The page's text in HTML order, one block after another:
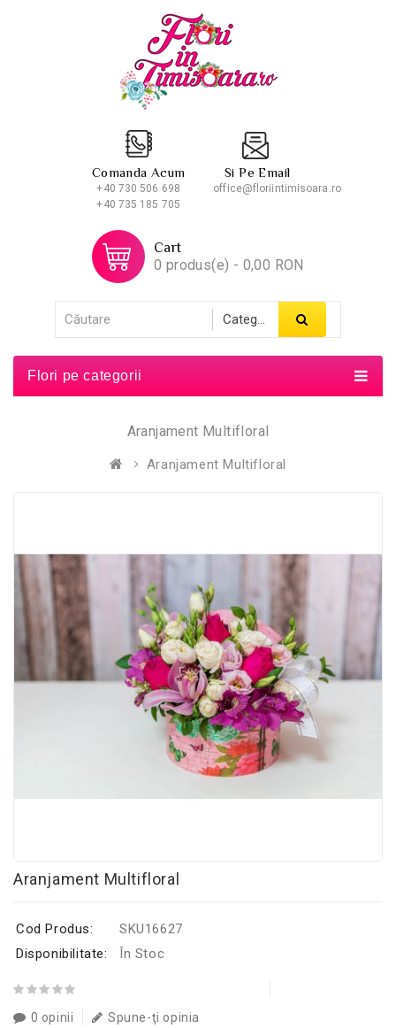
Comanda Acum
+40 730 506 698
+40 735 185 705
Si Pe Email
office@floriintimisoara.ro
Cart
0 produs(e) - 0,00 RON
Flori pe categorii
Aranjament Multifloral
Aranjament Multifloral
Aranjament Multifloral
Cod Produs:
SKU16627
Disponibilitate:
În Stoc
0 opinii Spune-ţi opinia